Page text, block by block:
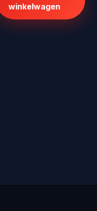
winkelwagen